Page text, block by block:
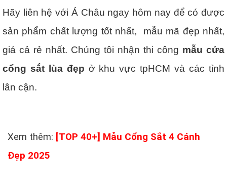
Hãy liên hệ với Á Châu ngay hôm nay để có được
sản phẩm chất lượng tốt nhất, mẫu mã đẹp nhất,
giá cả rẻ nhất. Chúng tôi nhận thi công mẫu cửa
cổng sắt lùa đẹp ở khu vực tpHCM và các tỉnh
lân cận.
Xem thêm: [TOP 40+] Mẫu Cổng Sắt 4 Cánh
Đẹp 2025